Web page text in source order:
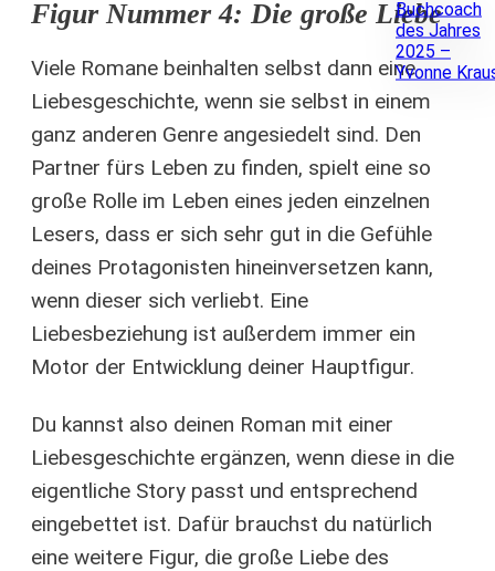
Figur Nummer 4: Die große Liebe
Viele Romane beinhalten selbst dann eine
Liebesgeschichte, wenn sie selbst in einem
ganz anderen Genre angesiedelt sind. Den
Partner fürs Leben zu finden, spielt eine so
große Rolle im Leben eines jeden einzelnen
Lesers, dass er sich sehr gut in die Gefühle
deines Protagonisten hineinversetzen kann,
wenn dieser sich verliebt. Eine
Liebesbeziehung ist außerdem immer ein
Motor der Entwicklung deiner Hauptfigur.
Du kannst also deinen Roman mit einer
Liebesgeschichte ergänzen, wenn diese in die
eigentliche Story passt und entsprechend
eingebettet ist. Dafür brauchst du natürlich
eine weitere Figur, die große Liebe des